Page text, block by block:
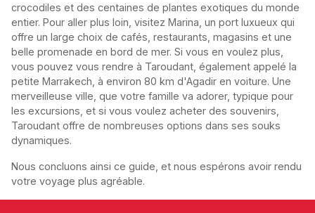
crocodiles et des centaines de plantes exotiques du monde
entier. Pour aller plus loin, visitez Marina, un port luxueux qui
offre un large choix de cafés, restaurants, magasins et une
belle promenade en bord de mer. Si vous en voulez plus,
vous pouvez vous rendre à Taroudant, également appelé la
petite Marrakech, à environ 80 km d'Agadir en voiture. Une
merveilleuse ville, que votre famille va adorer, typique pour
les excursions, et si vous voulez acheter des souvenirs,
Taroudant offre de nombreuses options dans ses souks
dynamiques.
Nous concluons ainsi ce guide, et nous espérons avoir rendu
votre voyage plus agréable.